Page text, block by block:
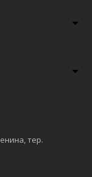
тер.